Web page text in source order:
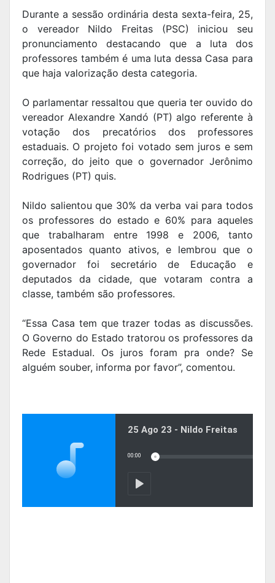
Durante a sessão ordinária desta sexta-feira, 25,
o vereador Nildo Freitas (PSC) iniciou seu
pronunciamento destacando que a luta dos
professores também é uma luta dessa Casa para
que haja valorização desta categoria.
O parlamentar ressaltou que queria ter ouvido do
vereador Alexandre Xandó (PT) algo referente à
votação dos precatórios dos professores
estaduais. O projeto foi votado sem juros e sem
correção, do jeito que o governador Jerônimo
Rodrigues (PT) quis.
Nildo salientou que 30% da verba vai para todos
os professores do estado e 60% para aqueles
que trabalharam entre 1998 e 2006, tanto
aposentados quanto ativos, e lembrou que o
governador foi secretário de Educação e
deputados da cidade, que votaram contra a
classe, também são professores.
“Essa Casa tem que trazer todas as discussões.
O Governo do Estado tratorou os professores da
Rede Estadual. Os juros foram pra onde? Se
alguém souber, informa por favor”, comentou.